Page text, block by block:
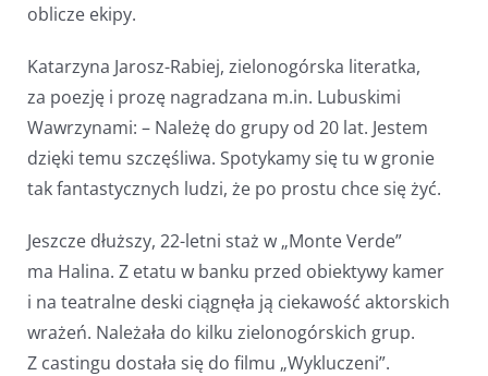
oblicze ekipy.
Katarzyna Jarosz-Rabiej, zielonogórska literatka,
za poezję i prozę nagradzana m.in. Lubuskimi
Wawrzynami: – Należę do grupy od 20 lat. Jestem
dzięki temu szczęśliwa. Spotykamy się tu w gronie
tak fantastycznych ludzi, że po prostu chce się żyć.
Jeszcze dłuższy, 22-letni staż w „Monte Verde”
ma Halina. Z etatu w banku przed obiektywy kamer
i na teatralne deski ciągnęła ją ciekawość aktorskich
wrażeń. Należała do kilku zielonogórskich grup.
Z castingu dostała się do filmu „Wykluczeni”.